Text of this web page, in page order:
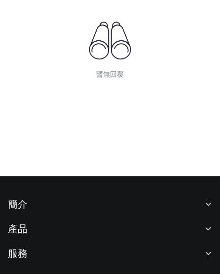
暫無回覆
簡介
新聞中心
產品
服務